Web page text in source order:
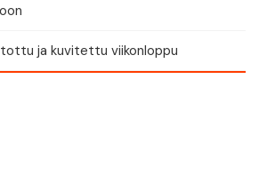
ja kuvitettu viikonloppu